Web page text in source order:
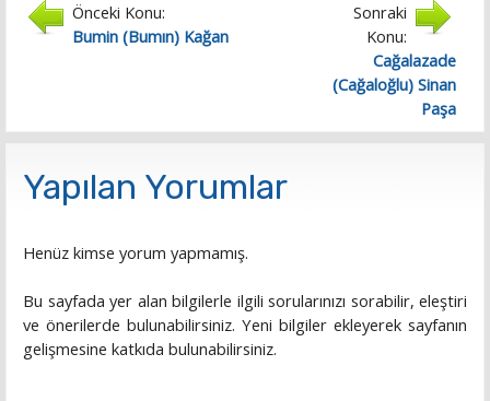
Önceki Konu:
Bumin (Bumın) Kağan
Sonraki
Konu:
Cağalazade
(Cağaloğlu) Sinan
Paşa
Yapılan Yorumlar
Henüz kimse yorum yapmamış.
Bu sayfada yer alan bilgilerle ilgili sorularınızı sorabilir, eleştiri
ve önerilerde bulunabilirsiniz. Yeni bilgiler ekleyerek sayfanın
gelişmesine katkıda bulunabilirsiniz.